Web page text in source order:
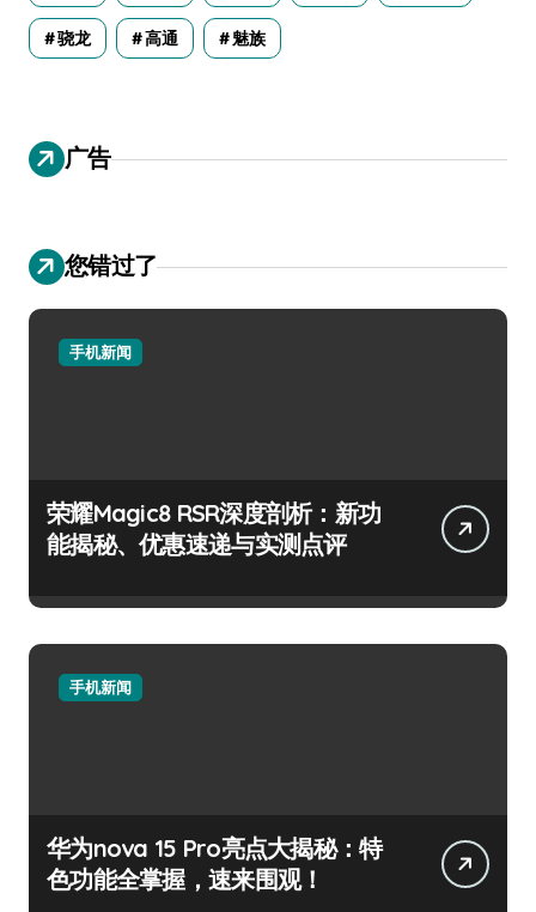
骁龙 高通 魅族
广告
您错过了
手机新闻
荣耀Magic8 RSR深度剖析：新功
能揭秘、优惠速递与实测点评
手机新闻
华为nova 15 Pro亮点大揭秘：特
色功能全掌握，速来围观！